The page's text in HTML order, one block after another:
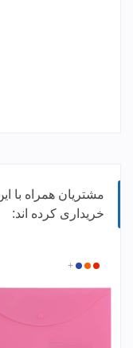
مشتریان همراه با
خریداری کرده اند:
سفید
قرمزنارنجی
آبی+